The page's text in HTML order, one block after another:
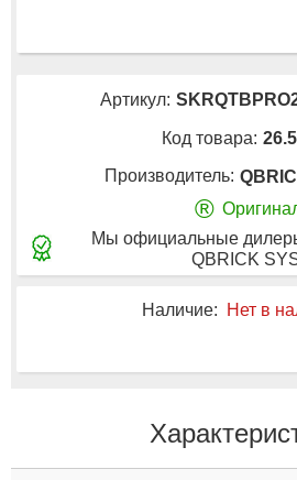
Артикул:
Код товара:
Производитель:
®
Мы официальные
QBRICK
Наличие: Нет в